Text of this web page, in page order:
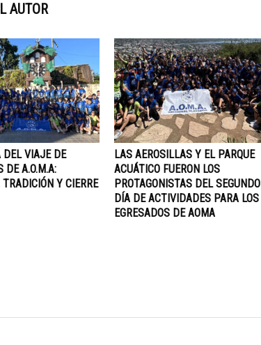
AUTOR
DEL VIAJE DE
DE A.O.M.A:
Y CIERRE
LAS AEROSILLAS Y EL PARQUE
ACUÁTICO FUERON LOS
PROTAGONISTAS DEL SEGUNDO
DÍA DE ACTIVIDADES PARA LOS
EGRESADOS DE AOMA